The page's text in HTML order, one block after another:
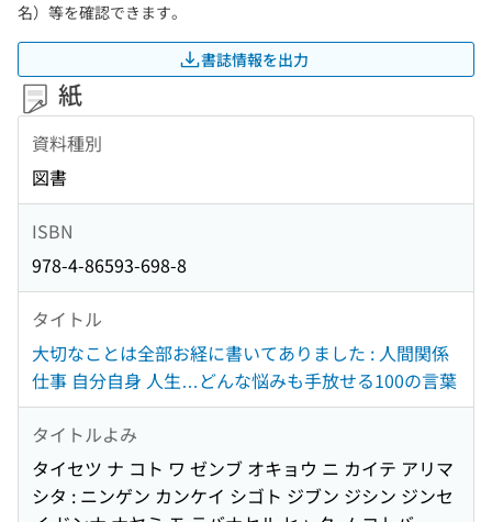
名）等を確認できます。
書誌情報を出力
紙
資料種別
図書
ISBN
978-4-86593-698-8
タイトル
大切なことは全部お経に書いてありました : 人間関係
仕事 自分自身 人生…どんな悩みも手放せる100の言葉
タイトルよみ
タイセツ ナ コト ワ ゼンブ オキョウ ニ カイテ アリマ
シタ : ニンゲン カンケイ シゴト ジブン ジシン ジンセ